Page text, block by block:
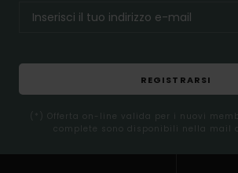
REGISTRARSI
(*) Offerta on-line valida per i nuovi
complete sono disponibili nella mail